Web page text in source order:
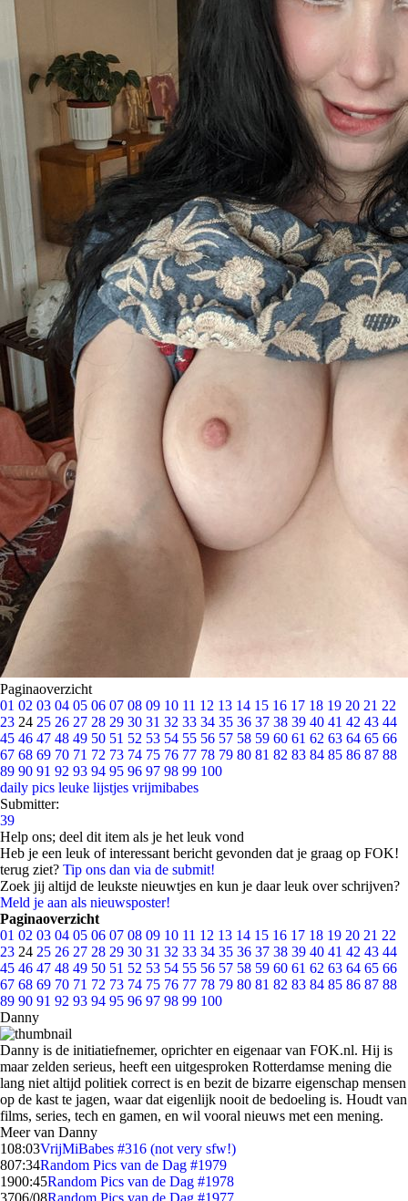
Paginaoverzicht
01 02 03 04 05 06 07 08 09 10 11 12 13 14 15 16 17 18 19 20 21 22
23 24 25 26 27 28 29 30 31 32 33 34 35 36 37 38 39 40 41 42 43 44
45 46 47 48 49 50 51 52 53 54 55 56 57 58 59 60 61 62 63 64 65 66
67 68 69 70 71 72 73 74 75 76 77 78 79 80 81 82 83 84 85 86 87 88
89 90 91 92 93 94 95 96 97 98 99 100
daily pics leuke lijstjes vrijmibabes
Submitter:
39
Help ons; deel dit item als je het leuk vond
Heb je een leuk of interessant bericht gevonden dat je graag op FOK!
terug ziet? Tip ons dan via de submit!
Zoek jij altijd de leukste nieuwtjes en kun je daar leuk over schrijven?
Meld je aan als nieuwsposter!
Paginaoverzicht
01 02 03 04 05 06 07 08 09 10 11 12 13 14 15 16 17 18 19 20 21 22
23 24 25 26 27 28 29 30 31 32 33 34 35 36 37 38 39 40 41 42 43 44
45 46 47 48 49 50 51 52 53 54 55 56 57 58 59 60 61 62 63 64 65 66
67 68 69 70 71 72 73 74 75 76 77 78 79 80 81 82 83 84 85 86 87 88
89 90 91 92 93 94 95 96 97 98 99 100
Danny
Danny is de initiatiefnemer, oprichter en eigenaar van FOK.nl. Hij is
maar zelden serieus, heeft een uitgesproken Rotterdamse mening die
lang niet altijd politiek correct is en bezit de bizarre eigenschap mensen
op de kast te jagen, waar dat eigenlijk nooit de bedoeling is. Houdt van
films, series, tech en gamen, en wil vooral nieuws met een mening.
Meer van Danny
108:03VrijMiBabes #316 (not very sfw!)
807:34Random Pics van de Dag #1979
1900:45Random Pics van de Dag #1978
3706/08Random Pics van de Dag #1977